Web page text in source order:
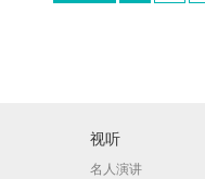
视听
名人演讲